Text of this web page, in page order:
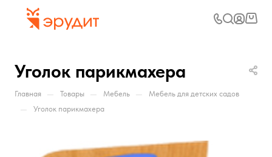
Уголок парикмахера
Главная — Товары — Мебель — Мебель для детских садов
— Уголок парикмахера